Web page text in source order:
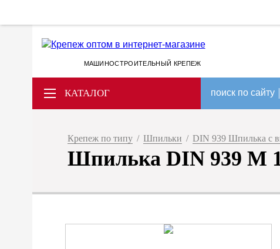
МАШИНОСТРОИТЕЛЬНЫЙ КРЕПЕЖ
КАТАЛОГ поиск по сайту
Крепеж по типу / Шпильки / DIN 939 Шпилька с
Шпилька DIN 939 M